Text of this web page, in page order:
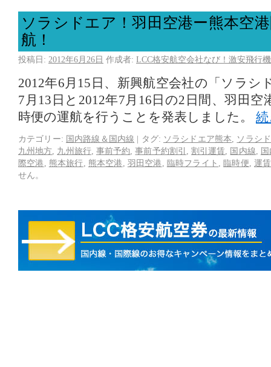
ソラシドエア！羽田空港ー熊本空
航！
投稿日: 2012年6月26日 作成者: LCC格安航空会社なび！激安飛行
2012年6月15日、新興航空会社の「ソラシ
7月13日と2012年7月16日の2日間、羽田空
時便の運航を行うことを発表しました。
カテゴリー: 国内路線＆国内線 | タグ: ソラシドエア熊本
ソラシ
九州地方 九州旅行, 事前予約 ,事前予約割引 割引運賃 国内線
際空港
熊本旅行 熊本空港 羽田空港 臨時フライト ,臨時便 運賃
せん。